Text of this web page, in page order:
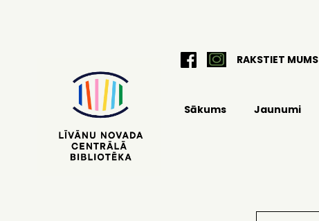
RAKSTIET MUMS
Sākums Jaunumi